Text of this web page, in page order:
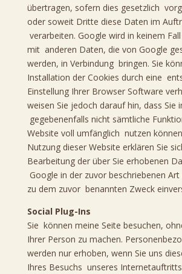
übertragen, sofern dies gesetzlich
oder soweit Dritte diese Daten im
verarbeiten. Google wird in keinem
mit anderen Daten, die von Google
werden, in Verbindung bringen. Sie
Installation der Cookies durch eine
Einstellung Ihrer Browser Software
weisen Sie jedoch darauf hin, dass Sie
gegebenenfalls nicht sämtliche
Website voll umfänglich nutzen
Nutzung dieser Website erklären Sie
Bearbeitung der über Sie erhobenen
Google in der zuvor beschriebenen Art
zu dem zuvor benannten Zweck
Social Plug-Ins
Sie können meine Seite besuchen,
Ihrer Person zu machen.
werden nur erhoben, wenn Sie uns
Ihres Besuchs unseres